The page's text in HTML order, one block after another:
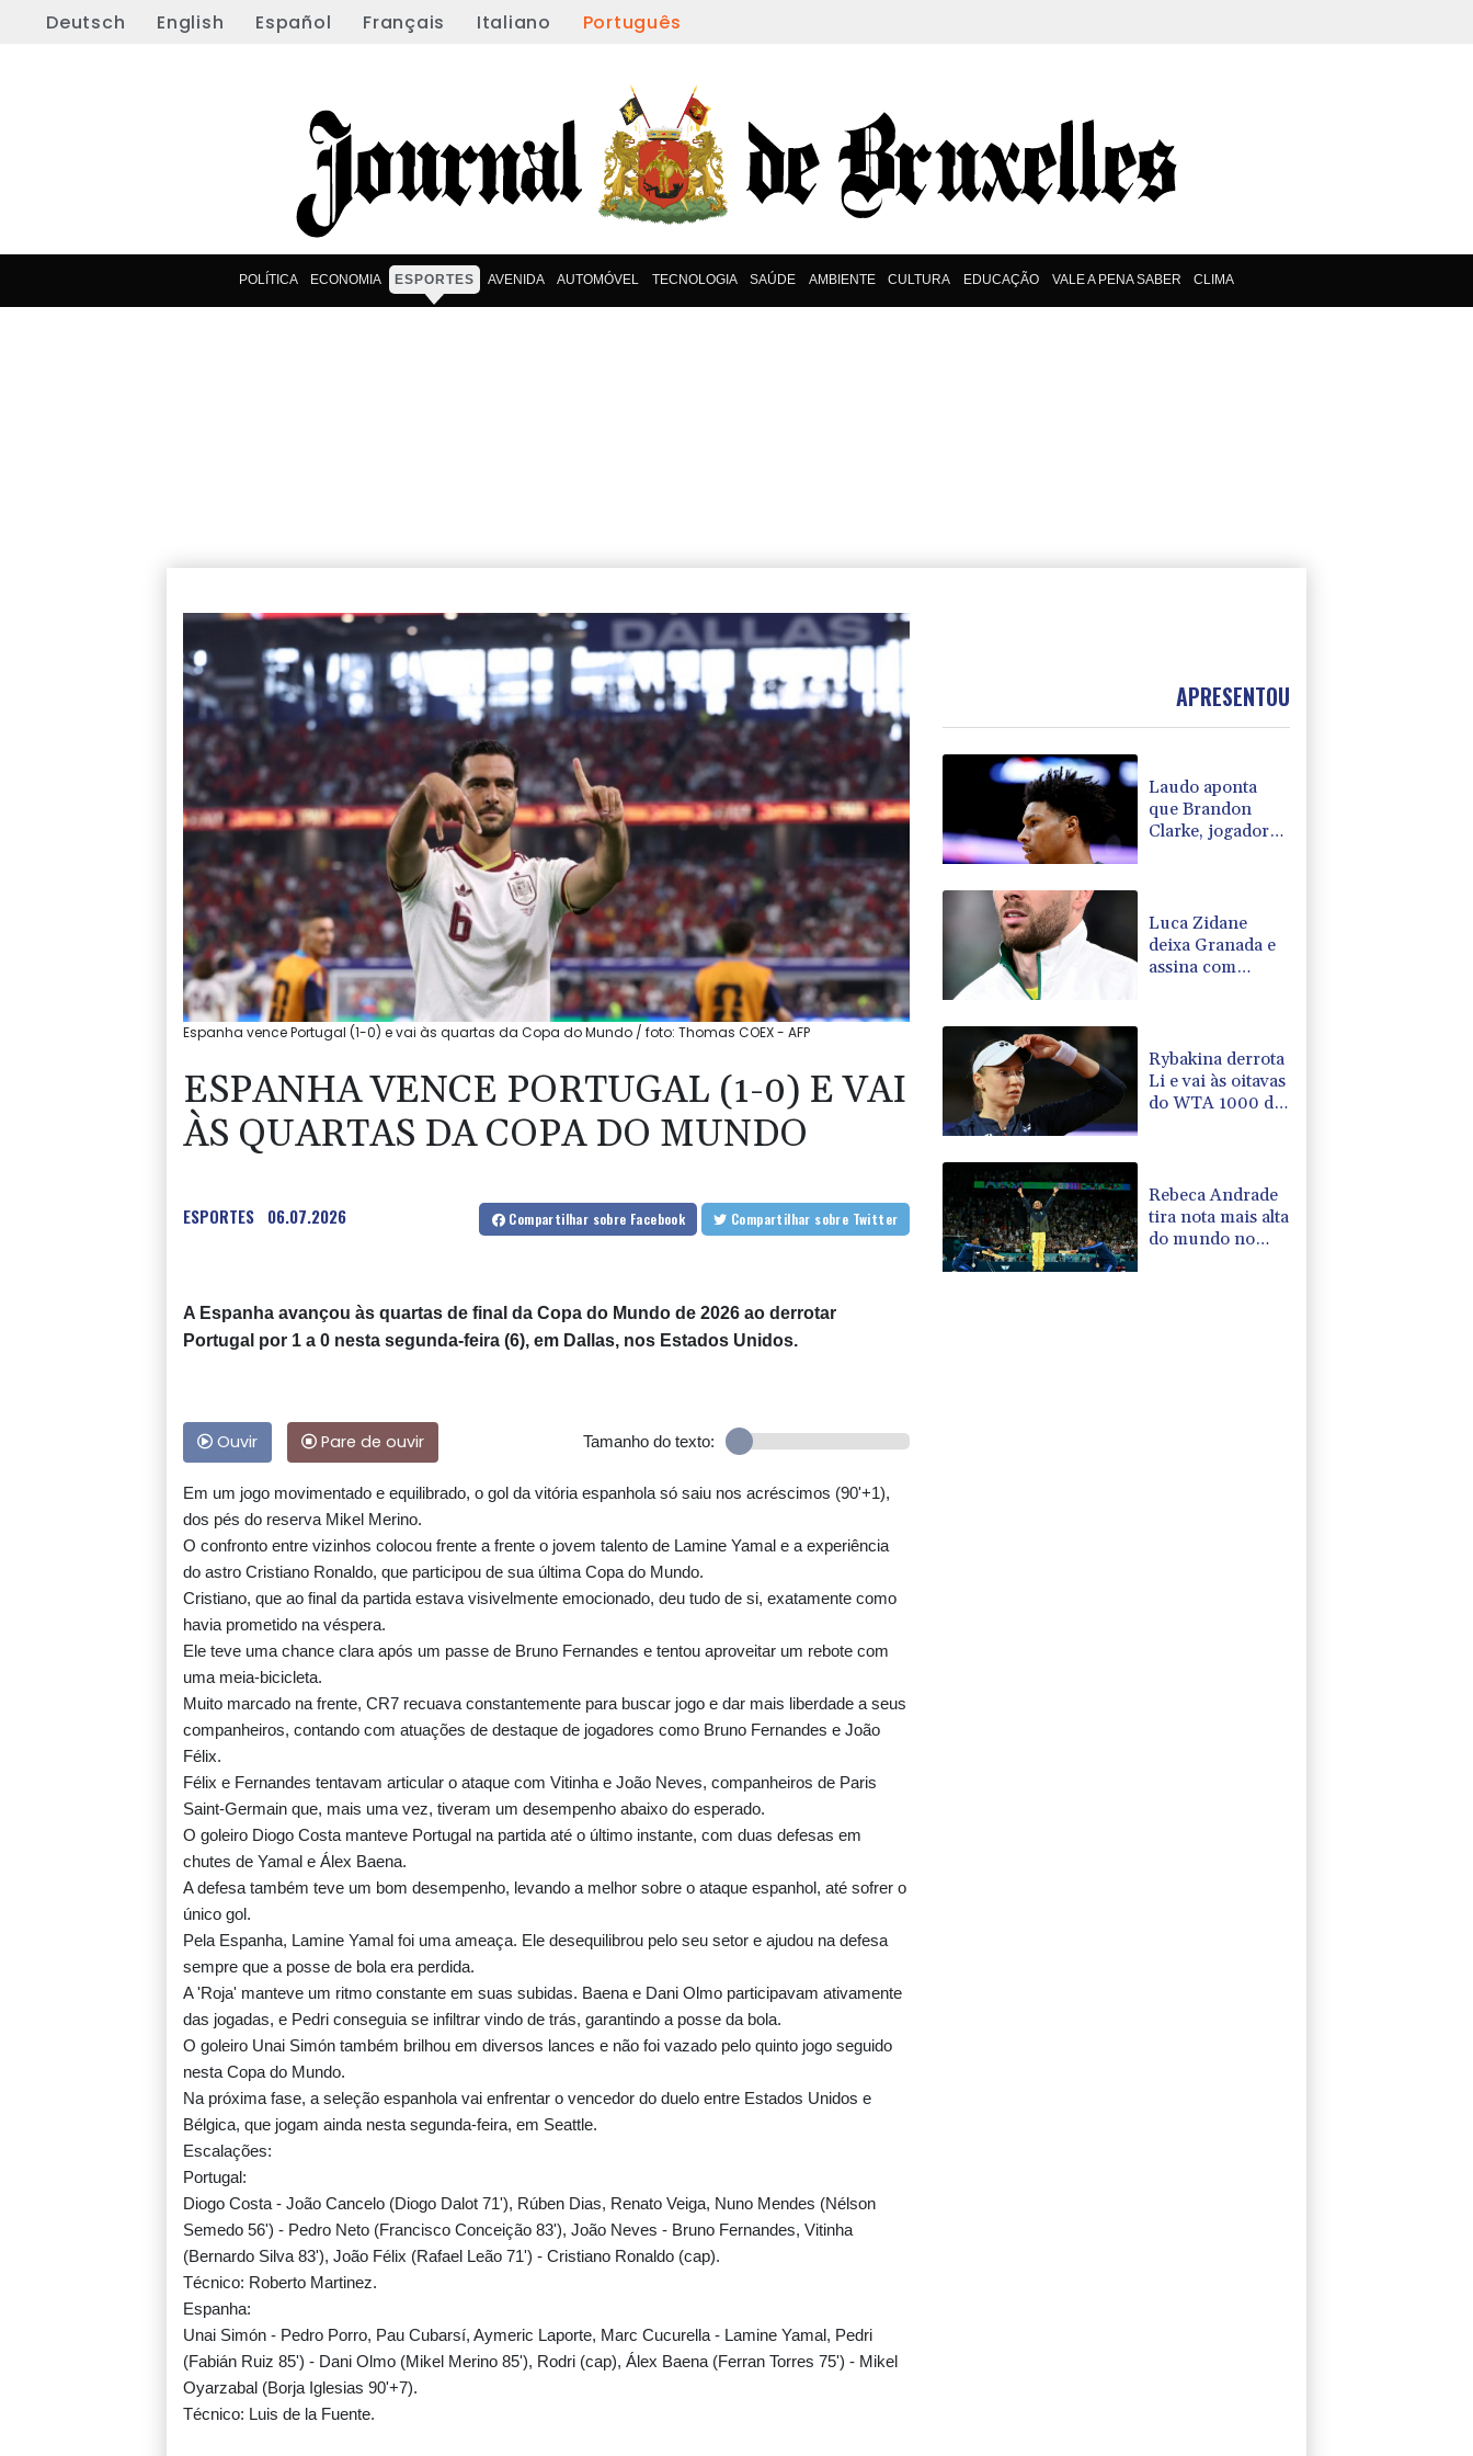
Deutsch English Español Français Italiano Português
POLÍTICA ECONOMIA ESPORTES AVENIDA AUTOMÓVEL TECNOLOGIA SAÚDE AMBIENTE CULTURA EDUCAÇÃO VALE A PENA SABER CLIMA
Espanha vence Portugal (1-0) e vai às quartas da Copa do Mundo / foto: Thomas COEX - AFP
ESPANHA VENCE PORTUGAL (1-0) E VAI
ÀS QUARTAS DA COPA DO MUNDO
ESPORTES 06.07.2026 Compartilhar sobre Facebook Compartilhar sobre Twitter
A Espanha avançou às quartas de final da Copa do Mundo de 2026 ao derrotar
Portugal por 1 a 0 nesta segunda-feira (6), em Dallas, nos Estados Unidos.
Ouvir Pare de ouvir Tamanho do texto:
Em um jogo movimentado e equilibrado, o gol da vitória espanhola só saiu nos acréscimos (90'+1),
dos pés do reserva Mikel Merino.
O confronto entre vizinhos colocou frente a frente o jovem talento de Lamine Yamal e a experiência
do astro Cristiano Ronaldo, que participou de sua última Copa do Mundo.
Cristiano, que ao final da partida estava visivelmente emocionado, deu tudo de si, exatamente como
havia prometido na véspera.
Ele teve uma chance clara após um passe de Bruno Fernandes e tentou aproveitar um rebote com
uma meia-bicicleta.
Muito marcado na frente, CR7 recuava constantemente para buscar jogo e dar mais liberdade a seus
companheiros, contando com atuações de destaque de jogadores como Bruno Fernandes e João
Félix.
Félix e Fernandes tentavam articular o ataque com Vitinha e João Neves, companheiros de Paris
Saint-Germain que, mais uma vez, tiveram um desempenho abaixo do esperado.
O goleiro Diogo Costa manteve Portugal na partida até o último instante, com duas defesas em
chutes de Yamal e Álex Baena.
A defesa também teve um bom desempenho, levando a melhor sobre o ataque espanhol, até sofrer o
único gol.
Pela Espanha, Lamine Yamal foi uma ameaça. Ele desequilibrou pelo seu setor e ajudou na defesa
sempre que a posse de bola era perdida.
A 'Roja' manteve um ritmo constante em suas subidas. Baena e Dani Olmo participavam ativamente
das jogadas, e Pedri conseguia se infiltrar vindo de trás, garantindo a posse da bola.
O goleiro Unai Simón também brilhou em diversos lances e não foi vazado pelo quinto jogo seguido
nesta Copa do Mundo.
Na próxima fase, a seleção espanhola vai enfrentar o vencedor do duelo entre Estados Unidos e
Bélgica, que jogam ainda nesta segunda-feira, em Seattle.
Escalações:
Portugal:
Diogo Costa - João Cancelo (Diogo Dalot 71'), Rúben Dias, Renato Veiga, Nuno Mendes (Nélson
Semedo 56') - Pedro Neto (Francisco Conceição 83'), João Neves - Bruno Fernandes, Vitinha
(Bernardo Silva 83'), João Félix (Rafael Leão 71') - Cristiano Ronaldo (cap).
Técnico: Roberto Martinez.
Espanha:
Unai Simón - Pedro Porro, Pau Cubarsí, Aymeric Laporte, Marc Cucurella - Lamine Yamal, Pedri
(Fabián Ruiz 85') - Dani Olmo (Mikel Merino 85'), Rodri (cap), Álex Baena (Ferran Torres 75') - Mikel
Oyarzabal (Borja Iglesias 90'+7).
Técnico: Luis de la Fuente.
APRESENTOU
Laudo aponta
que Brandon
Clarke, jogador
acidental
Luca Zidane
deixa Granada e
assina com
Rybakina derrota
Li e vai às oitavas
do WTA 1000 de
Rebeca Andrade
tira nota mais alta
do mundo no